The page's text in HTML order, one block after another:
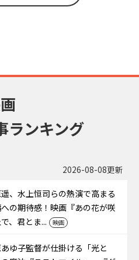
ランキング
2026-08-08更新
、水上恒司らの熱演で高まる
の期待感！映画『あの花が咲
、君とま...
映画
ゆ子監督が仕掛ける「光と